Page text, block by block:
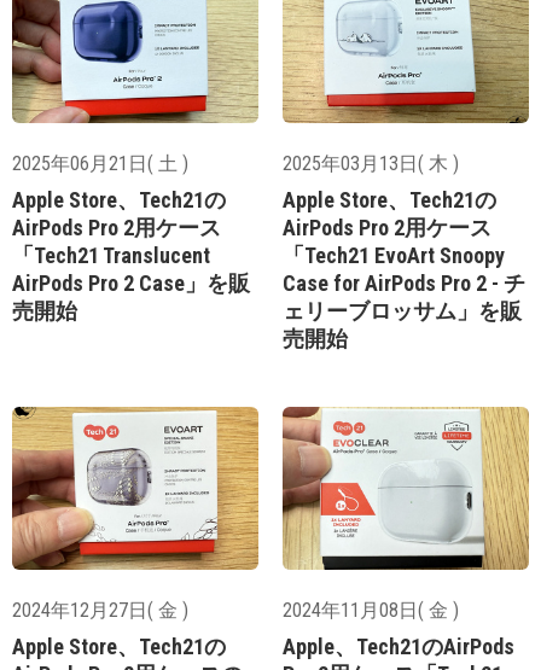
2025年06月21日( 土 )
Apple Store、Tech21の
AirPods Pro 2用ケース
「Tech21 Translucent
AirPods Pro 2 Case」を販
売開始
2025年03月13日( 木 )
Apple Store、Tech21の
AirPods Pro 2用ケース
「Tech21 EvoArt Snoopy
Case for AirPods Pro 2 - チ
ェリーブロッサム」を販
売開始
2024年12月27日( 金 )
Apple Store、Tech21の
2024年11月08日( 金 )
Apple、Tech21のAirPods